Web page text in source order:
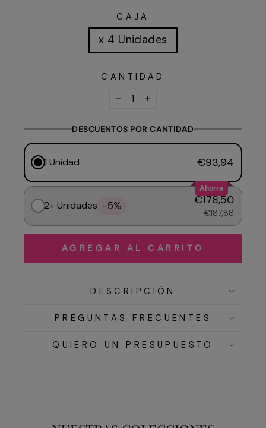
CAJA
x 4 Unidades
CANTIDAD
DESCUENTOS POR CANTIDAD
1 Unidad €93,94
Ahorra
2+ Unidades -5% €178,50
€187,88
AGREGAR AL CARRITO
DESCRIPCIÓN
PREGUNTAS FRECUENTES
QUIERO UN PRESUPUESTO